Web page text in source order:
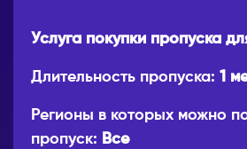
Услуга покупки пропуска
Длительность пропуска: 1
Регионы в которых можно
пропуск: Все